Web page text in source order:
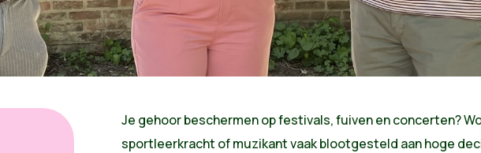
Je gehoor beschermen op festivals, fuiven en concerten?
sportleerkracht of muzikant vaak blootgesteld aan hoge